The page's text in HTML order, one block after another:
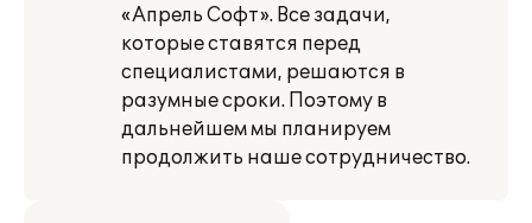
«Апрель Софт». Все задачи,
которые ставятся пе­ред
специалистами, решаются в
разумные сроки. Поэтому в
дальнейшем мы плани­руем
продолжить наше сотрудничество.